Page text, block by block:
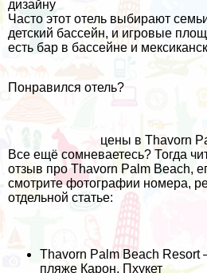
дизайну
Часто этот отель выбирают
детский бассейн, и игровые
есть бар в бассейне и
Понравился отель?
цены в Thavorn
Все ещё сомневаетесь? Тогда
отзыв про Thavorn Palm Beach,
смотрите фотографии номера,
отдельной статье:
Thavorn Palm Beach Resort
пляже Карон, Пхукет